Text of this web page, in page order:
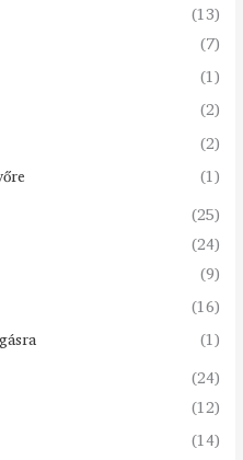
(13)
(7)
(1)
(2)
(2)
(1)
(25)
(24)
(9)
(16)
(1)
(24)
(12)
(14)